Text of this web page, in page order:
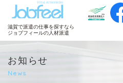
JobFeel
滋賀で派遣の仕事を探すなら
ジョブフィールの人材派遣
お知らせ
News